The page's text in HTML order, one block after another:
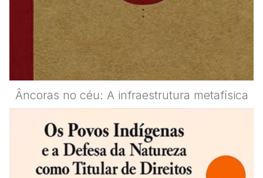
Âncoras no céu: A infraestrutura metafísica